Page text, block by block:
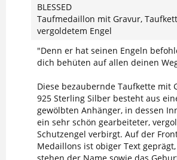
BLESSED
Taufmedaillon mit Gravur,
vergoldetem Engel
"Denn er hat seinen Engeln
dich behüten auf allen deinen
Diese bezaubernde Taufkette mit
925 Sterling Silber besteht aus
gewölbten Anhänger, in dessen
ein sehr schön gearbeiteter,
Schutzengel verbirgt. Auf der
Medaillons ist obiger Text